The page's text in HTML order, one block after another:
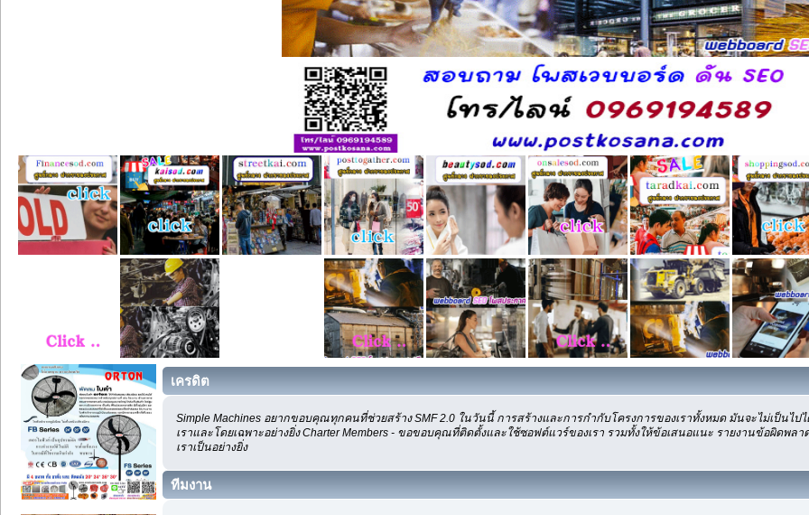
เครดิต
Simple Machines อยากขอบคุณทุกคนที่ช่วยสร้าง SMF 2.0 ในวันนี้ การสร้างและการกำกับโครงการของเราทั้งหมด มันจะไม่เป็นไป
เราและโดยเฉพาะอย่างยิ่ง Charter Members - ขอขอบคุณที่ติดตั้งและใช้ซอฟต์แวร์ของเรา รวมทั้งให้ข้อเสนอแนะ รายงานข้อผิดพ
เราเป็นอย่างยิ่ง
ทีมงาน